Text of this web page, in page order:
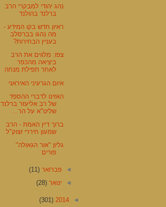
נהג יהודי למבקרי הרב
ברלנד בהולנד
ראיון חדש בקו המידע -
מה נהגו בברסלב
בעניין הבחירות?
צפו: מלווים את הרב
ביציאה מהכפר
לאחר תפילת מנחה
איום הגרעיני האיראני
האזינו לדברי ההספד
של רב אליעזר ברלנד
שליט"א על הר...
ברוך דיין האמת - הרב
שמעון חיררי זצוק"ל
גליון "אור הגאולה"
פורים
◄ פברואר(11)
◄ינואר(28)
◄
2014
(301)